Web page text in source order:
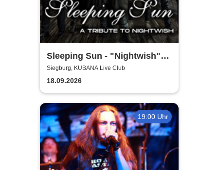
Sleeping Sun - "Nightwish"-
Tribute
Siegburg, KUBANA Live Club
18.09.2026
19:00 Uhr